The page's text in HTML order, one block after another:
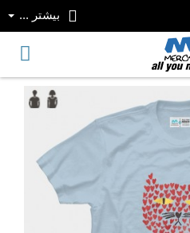
بیشتر ...